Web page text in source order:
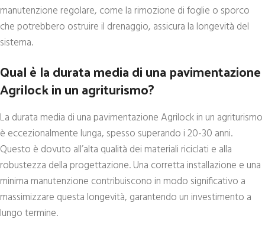
manutenzione regolare, come la rimozione di foglie o sporco
che potrebbero ostruire il drenaggio, assicura la longevità del
sistema.
Qual è la durata media di una pavimentazione
Agrilock in un agriturismo?
La durata media di una pavimentazione Agrilock in un agriturismo
è eccezionalmente lunga, spesso superando i 20-30 anni.
Questo è dovuto all’alta qualità dei materiali riciclati e alla
robustezza della progettazione. Una corretta installazione e una
minima manutenzione contribuiscono in modo significativo a
massimizzare questa longevità, garantendo un investimento a
lungo termine.